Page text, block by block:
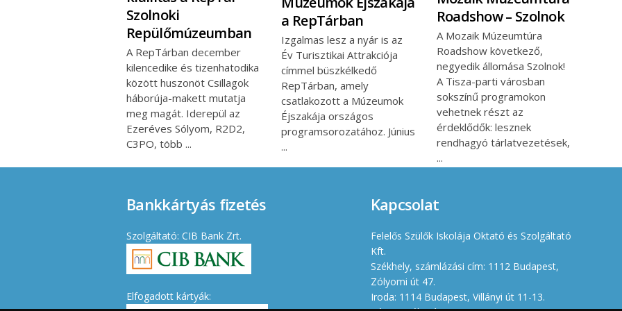
Szolnoki
Repülőmúzeumban
A RepTárban december
kilencedike és tizenhatodika
között huszonöt Csillagok
háborúja-makett mutatja
meg magát. Iderepül az
Ezeréves Sólyom, R2D2,
C3PO, több
a RepTárban
Izgalmas lesz a nyár is az
Év Turisztikai Attrakciója
címmel büszkélkedő
RepTárban, amely
csatlakozott a Múzeumok
Éjszakája országos
programsorozatához. Június
Roadshow – Szolnok
A Mozaik Múzeumtúra
Roadshow következő,
negyedik állomása Szolnok!
A Tisza-parti városban
sokszínű programokon
vehetnek részt az
érdeklődők: lesznek
rendhagyó tárlatvezetések,
Bankkártyás fizetés
Szolgáltató: CIB Bank Zrt.
Elfogadott kártyák:
Kapcsolat
Felelős Szülők Iskolája Oktató és Szolgáltató
Kft.
Székhely, számlázási cím: 1112 Budapest,
Zólyomi út 47.
Iroda: 1114 Budapest, Villányi út 11-13.